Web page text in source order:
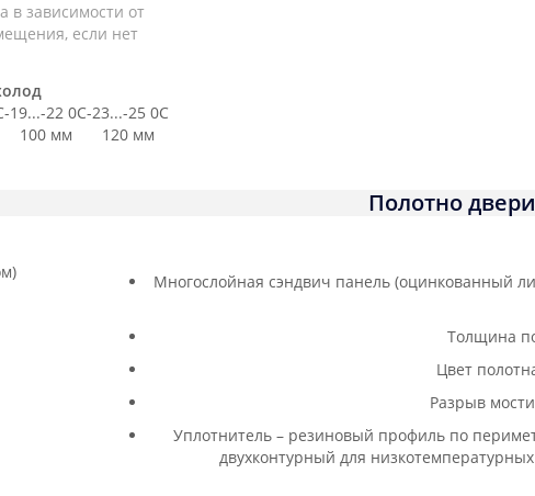
в зависимости от
если нет
-19...-22 0C-23...-25 0C
100 мм 120 мм
Полотно двери
Многослойная сэндвич панель (оцинкованный
Толщина
Цвет
Разрыв
Уплотнитель – резиновый профиль по
двухконтурный для